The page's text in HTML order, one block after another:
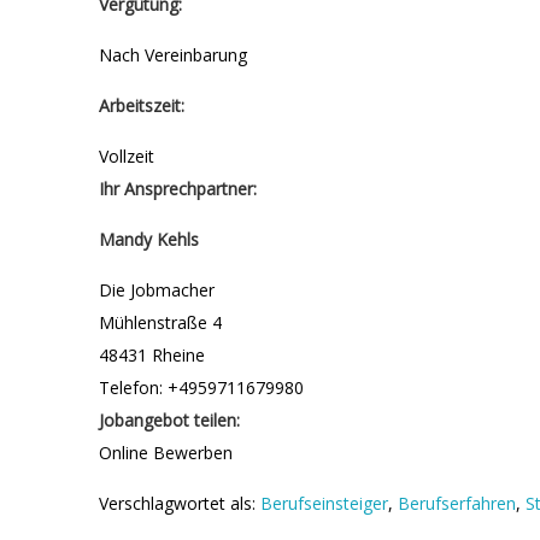
Nach Vereinbarung
Arbeitszeit:
Vollzeit
Ihr Ansprechpartner:
Mandy Kehls
Die Jobmacher
Mühlenstraße 4
48431 Rheine
Telefon: +4959711679980
Jobangebot teilen:
Online Bewerben
Verschlagwortet als: Berufseinsteiger, Berufserfahren,